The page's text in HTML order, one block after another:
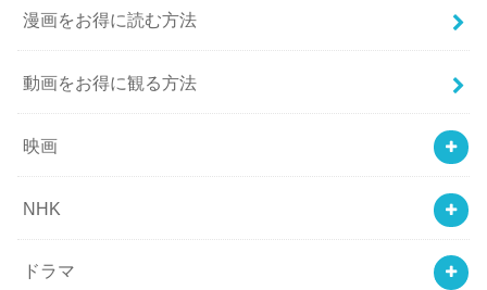
漫画をお得に読む方法
動画をお得に観る方法
映画
NHK
ドラマ